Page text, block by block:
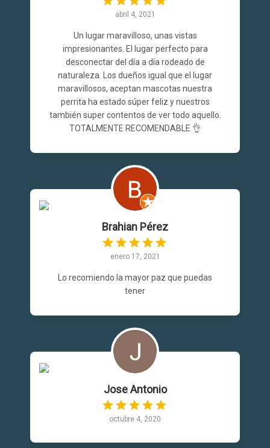
abril 4, 2021
Un lugar maravilloso, unas vistas
impresionantes. El lugar perfecto para
desconectar del día a día rodeado de
naturaleza. Los dueños igual que el lugar
maravillosos, aceptan mascotas nuestra
perrita ha estado súper feliz y nuestros
también super contentos de ver todo aquello.
TOTALMENTE RECOMENDABLE 👌
Brahian Pérez
enero 17, 2021
Lo recomiendo la mayor paz que puedas
tener
Jose Antonio
octubre 4, 2020